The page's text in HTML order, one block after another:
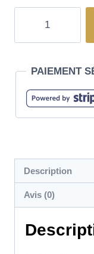
PAIEMENT
Description
Avis (0)